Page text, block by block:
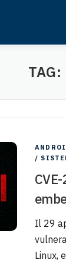
TAG:
/
Il 29
Linux,